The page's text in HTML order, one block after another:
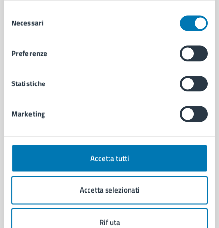
delNecessari
Preferenze
Statistiche
Marketing
Accetta tutti
Accetta selezionati
Rifiuta
Uffici
Enti e fondazioni
Personale amministrativo
CATEGORIE DI SERVIZIO
Autorizzazioni
Documenti e certificati
Giustizia e sicurezza pubblica
Imprese e commercio
Salute, benessere e assistenza